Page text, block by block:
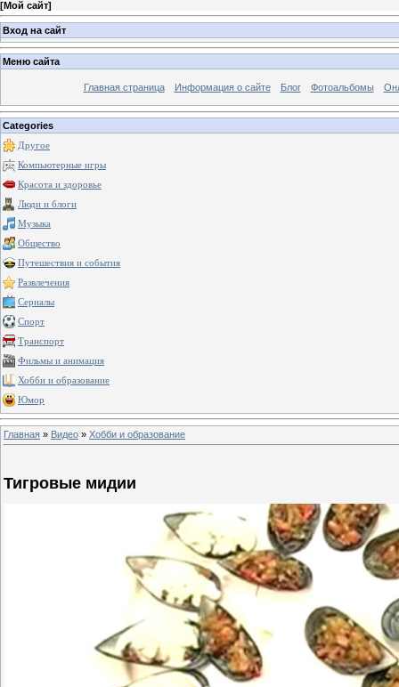
[Мой сайт]
Вход на сайт
Меню сайта
Главная страница Информация о сайте Блог Фотоальбомы
Categories
Другое
Компьютерные игры
Красота и здоровье
Люди и блоги
Музыка
Общество
Путешествия и события
Развлечения
Сериалы
Спорт
Транспорт
Фильмы и анимация
Хобби и образование
Юмор
Главная » Видео » Хобби и образование
Тигровые мидии